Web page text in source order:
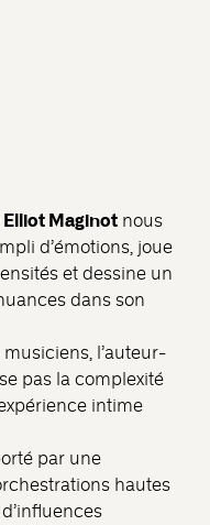
Elliot Maginot nous
d’émotions, joue
et dessine un
dans son
l’auteur-
pas la complexité
intime
par une
hautes